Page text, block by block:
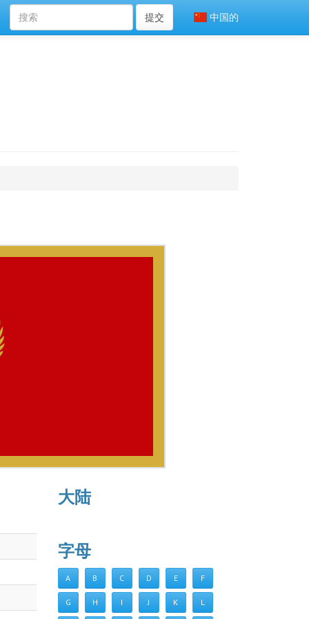
中国的
提交
大陆
字母
A B C D E F
G H I J K L